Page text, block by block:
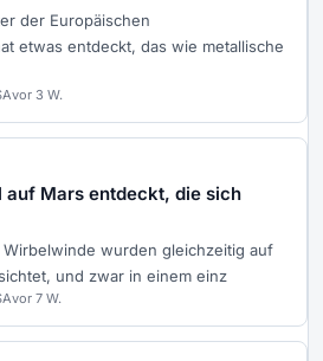
der Europäischen
etwas entdeckt, das wie metallische
vor 3 W.
auf Mars entdeckt, die sich
wurden gleichzeitig auf
und zwar in einem einz
vor 7 W.